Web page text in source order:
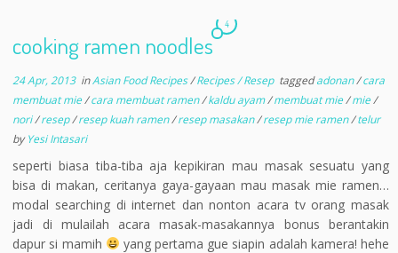
cooking ramen noodles
4
24 Apr, 2013inAsian Food Recipes/Recipes / Resep taggedadonan/cara
membuat mie/cara membuat ramen/kaldu ayam/membuat mie/mie/
nori/resep/resep kuah ramen/resep masakan/resep mie ramen/telur
byYesi Intasari
seperti biasa tiba-tiba aja kepikiran mau masak sesuatu yang
bisa di makan, ceritanya gaya-gayaan mau masak mie ramen…
modal searching di internet dan nonton acara tv orang masak
jadi di mulailah acara masak-masakannya bonus berantakin
dapur si mamih
yang pertama gue siapin adalah kamera! hehe